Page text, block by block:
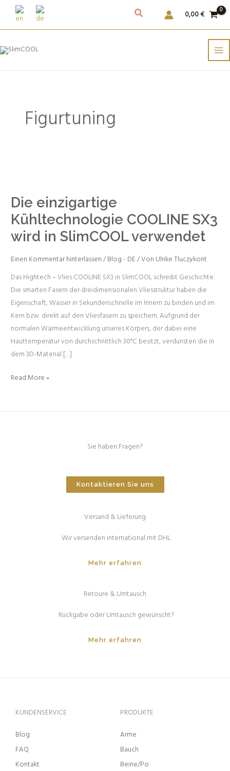
Weiter
Inhalt
0,00€
Figurtuning
Die einzigartige
Kühltechnologie COOLINE SX3
wird in SlimCOOL verwendet
Einen Kommentar hinterlassen/Blog - DE/ Von Ulrike Tluczykont
Das Hightech – Vlies COOLINE SX3 in SlimCOOL schreibt Geschichte.
Die smarten Fasern der dreidimensionalen Vliesstruktur haben die
Eigenschaft, Wasser in Sekundenschnelle im Innern zu binden und im
Kern bzw. direkt auf den Vliesfasern zu speichern. Aufgrund der
normalen Wärmeentwicklung unseres Körpers, der dabei eine
Hauttemperatur von durchschnittlich 30°C besitzt, verdunsten die in
dem 3D-Material […]
Kühltechnologie
COOLINE
SX3
wird
verwendet
Read More »
Sie haben Fragen?
Kontaktieren Sie uns
Versand & Lieferung
Wir versenden international mit DHL.
Mehr erfahren
Retoure & Umtausch
Rückgabe oder Umtausch gewünscht?
Mehr erfahren
KUNDENSERVICE
Blog
FAQ
Kontakt
PRODUKTE
Arme
Bauch
Beine/Po